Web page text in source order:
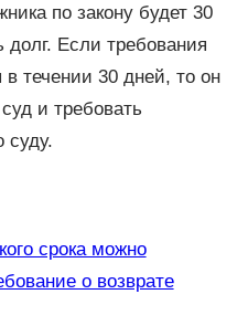
по закону будет 30
долг. Если требования
течении 30 дней, то он
и требовать
суду.
срока можно
о возврате